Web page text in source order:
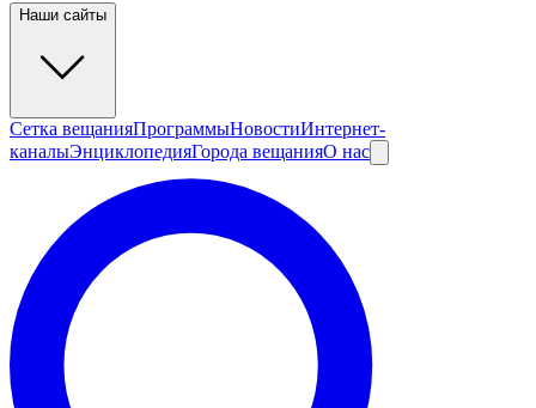
Наши сайты
Сетка вещанияПрограммыНовостиИнтернет-
каналыЭнциклопедияГорода вещанияО нас